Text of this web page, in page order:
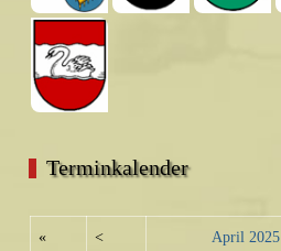
Terminkalender
« < April 2025